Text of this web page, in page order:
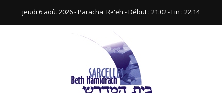
jeudi 6 août 2026 - Paracha ‪ Re'eh‬ - Début : 21:02‬ - Fin : ‪22:14‬